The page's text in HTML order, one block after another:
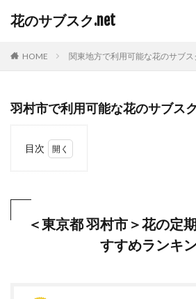
花のサブスク.net
HOME 関東地方で利用可能な花のサブ
羽村市で利用可能な花のサブス
目次
花の
＜東京都 羽村市＞花の定
すすめランキ